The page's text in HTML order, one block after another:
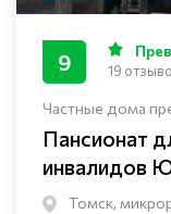
Частные дома
Пансионат
инвалидов
Томск,
9 19